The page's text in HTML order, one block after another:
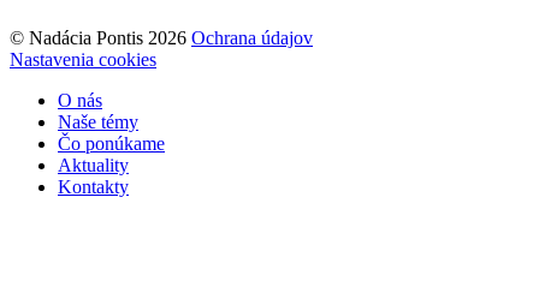
© Nadácia Pontis 2026 Ochrana údajov
Nastavenia cookies
O nás
Naše témy
Čo ponúkame
Aktuality
Kontakty